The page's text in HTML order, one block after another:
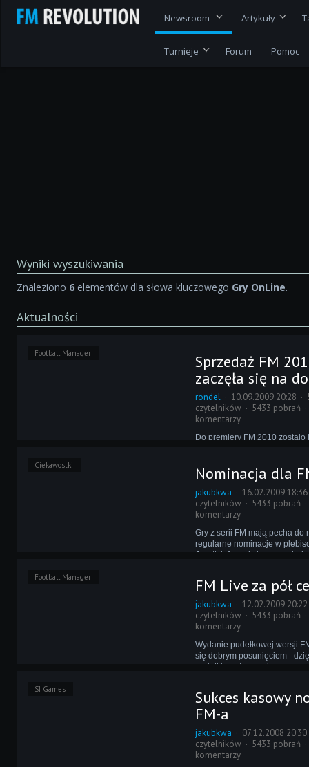
Newsroom Artykuły
Turnieje Forum Pomoc
Wyniki wyszukiwania
Znaleziono 6 elementów dla słowa kluczowego Gry OnLine.
Aktualności
Football Manager
Sprzedaż FM
zaczęła się na
rondel 10.09.2009 20:28
czytelników
5433 pobrań
komentarzy
Do premiery FM 2010
swoje pieniądze. W
wszelakich ofert - swoją
ale ciekawsze są, niestety,
Ciekawostki Nominacja dla
jakubkwa
16.02.2009 18:36
czytelników
5433 pobrań
komentarzy
Gry z serii FM mają pecha do
regularne nominacje w
Joystick Awards jeszcze
nieco bardziej.
Football Manager FM Live za pół
jakubkwa
12.02.2009 20:22
czytelników
5433 pobrań
komentarzy
Wydanie pudełkowej wersji
się dobrym posunięciem -
portali tematycznych o grze
promocję - półroczny
nabyć 50% taniej!
SI Games
Sukces kasowy
FM-a
jakubkwa
07.12.2008 20:30
czytelników
5433 pobrań
komentarzy